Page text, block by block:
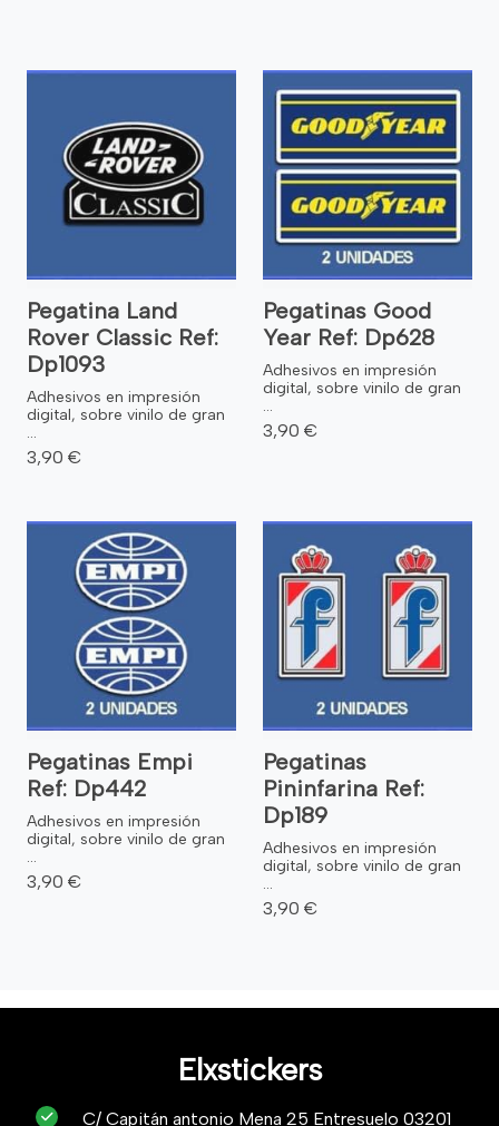
Pegatina Land
Rover Classic Ref:
Dp1093
Adhesivos en impresión
digital, sobre vinilo de gran
...
3,90 €
Pegatinas Good
Year Ref: Dp628
Adhesivos en impresión
digital, sobre vinilo de gran
...
3,90 €
Pegatinas Empi
Ref: Dp442
Adhesivos en impresión
digital, sobre vinilo de gran
...
3,90 €
Pegatinas
Pininfarina Ref:
Dp189
Adhesivos en impresión
digital, sobre vinilo de gran
...
3,90 €
Elxstickers
C/ Capitán antonio Mena 25 Entresuelo 03201